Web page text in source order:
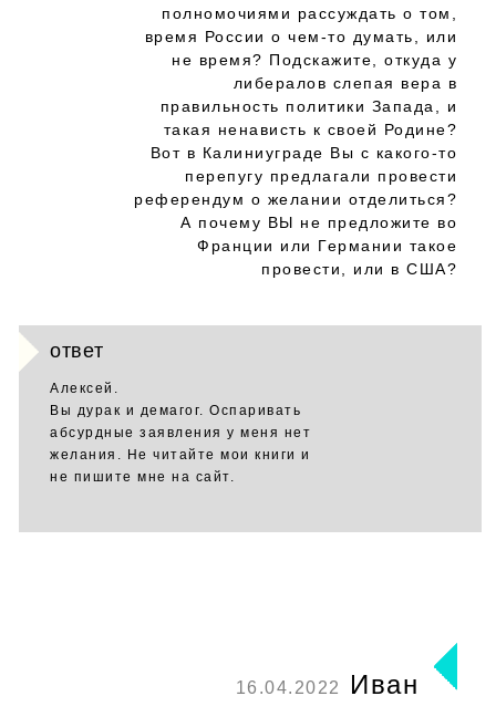
полномочиями рассуждать о том,
время России о чем-то думать, или
не время? Подскажите, откуда у
либералов слепая вера в
правильность политики Запада, и
такая ненависть к своей Родине?
Вот в Калиниyграде Вы с какого-то
перепугу предлагали провести
референдум о желании отделиться?
А почему ВЫ не предложите во
Франции или Германии такое
провести, или в США?
ответ
Алексей.
Вы дурак и демагог. Оспаривать
абсурдные заявления у меня нет
желания. Не читайте мои книги и
не пишите мне на сайт.
16.04.2022 Иван